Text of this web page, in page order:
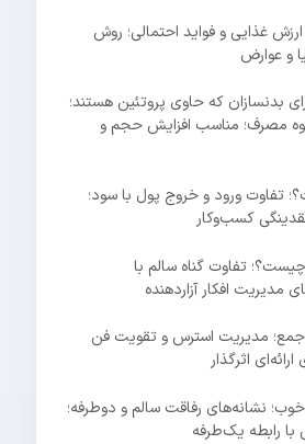
غذایی و فواید احتمالی؛ روش
و عوارض
بدنسازان که حاوی پروتئین هستند؛
مصرف؛ مناسب افزایش حجم و
تفاوت ورود و خروج پول با سود؛
کسب‌وکار
تفاوت گناه سالم با
مدیریت افکار آزاردهنده
مدیریت استرس و تقویت فن
اثرگذار
نشانه‌های رفاقت سالم و دوطرفه؛
رابطه یک‌طرفه